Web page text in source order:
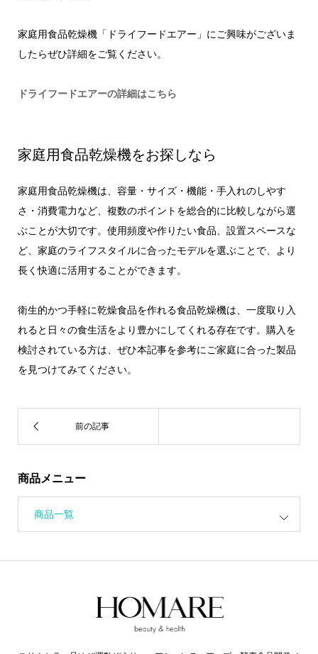
家庭用食品乾燥機「ドライフードエアー」にご興味がございま
したらぜひ詳細をご覧ください。
ドライフードエアーの詳細はこちら
家庭用食品乾燥機をお探しなら
家庭用食品乾燥機は、容量・サイズ・機能・手入れのしやす
さ・消費電力など、複数のポイントを総合的に比較しながら選
ぶことが大切です。使用頻度や作りたい食品、設置スペースな
ど、家庭のライフスタイルに合ったモデルを選ぶことで、より
長く快適に活用することができます。
衛生的かつ手軽に乾燥食品を作れる食品乾燥機は、一度取り入
れると日々の食生活をより豊かにしてくれる存在です。購入を
検討されている方は、ぜひ本記事を参考にご家庭に合った製品
を見つけてみてください。
商品メニュー
商品一覧